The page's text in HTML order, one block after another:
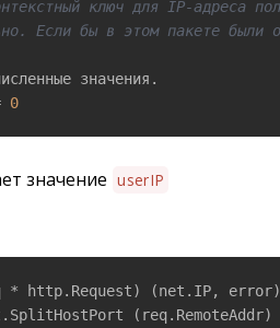
ключ для IP-адреса
Если бы в этом пакете были
0
значение userIP
* http.Request)
(net.IP, error)
(req.RemoteAddr)